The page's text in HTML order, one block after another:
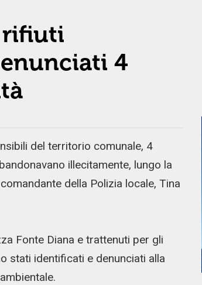
rifiuti
4
del territorio comunale, 4
illecitamente, lungo la
della Polizia locale, Tina
Fonte Diana e trattenuti per gli
stati identificati e denunciati alla